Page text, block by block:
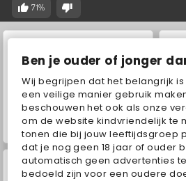
Ben je ouder of jonger
Wij begrijpen dat het belangrijk
een veilige manier gebruik
beschouwen het ook als onze
om de website kindvriendelijk te
tonen die bij jouw leeftijdsgroep
dat je nog geen 18 jaar of ouder
automatisch geen advertenties
bedoeld zijn voor een oudere
71%
VegaMix Da Vinci Puzzles